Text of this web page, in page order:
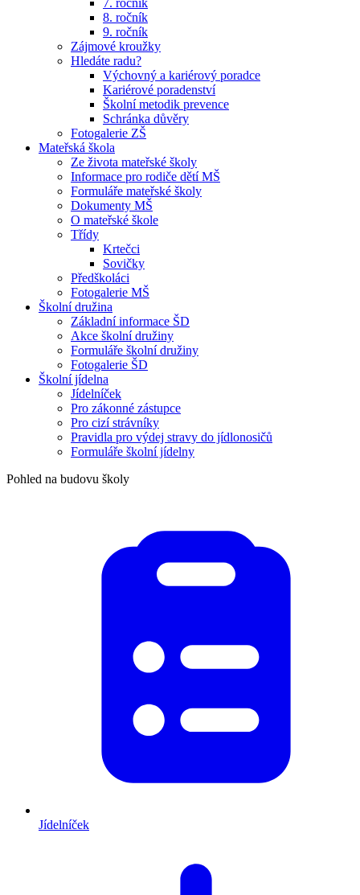
7. ročník
8. ročník
9. ročník
Zájmové kroužky
Hledáte radu?
Výchovný a kariérový poradce
Kariérové poradenství
Školní metodik prevence
Schránka důvěry
Fotogalerie ZŠ
Mateřská škola
Ze života mateřské školy
Informace pro rodiče dětí MŠ
Formuláře mateřské školy
Dokumenty MŠ
O mateřské škole
Třídy
Krtečci
Sovičky
Předškoláci
Fotogalerie MŠ
Školní družina
Základní informace ŠD
Akce školní družiny
Formuláře školní družiny
Fotogalerie ŠD
Školní jídelna
Jídelníček
Pro zákonné zástupce
Pro cizí strávníky
Pravidla pro výdej stravy do jídlonosičů
Formuláře školní jídelny
Pohled na budovu školy
Jídelníček